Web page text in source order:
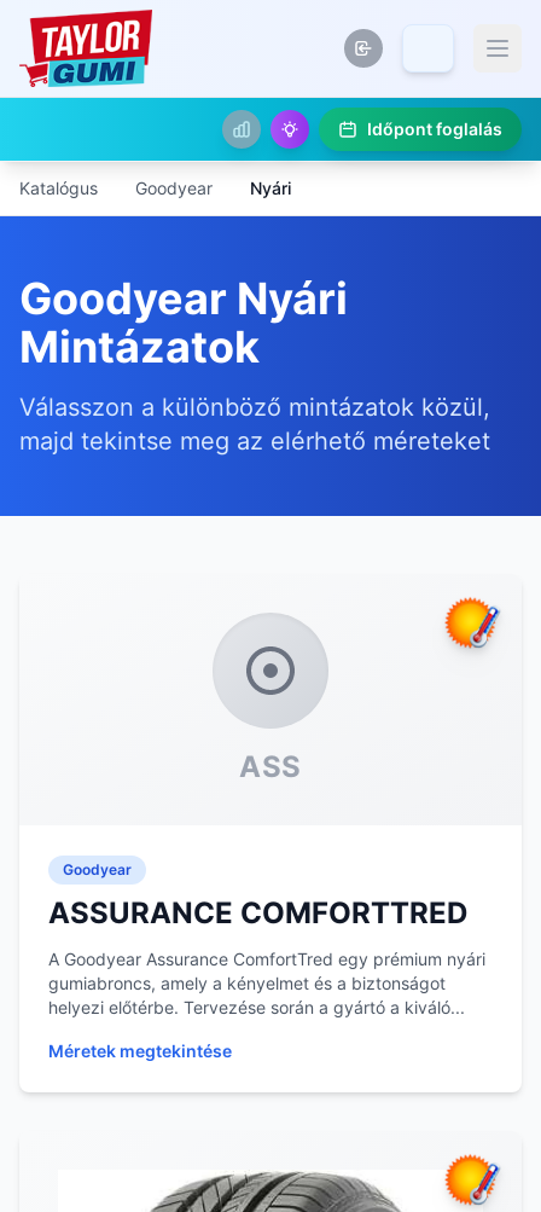
Időpont foglalás
Katalógus Goodyear Nyári
Goodyear Nyári
Mintázatok
Válasszon a különböző mintázatok közül,
majd tekintse meg az elérhető méreteket
ASS
Goodyear
ASSURANCE COMFORTTRED
A Goodyear Assurance ComfortTred egy prémium nyári
gumiabroncs, amely a kényelmet és a biztonságot
helyezi előtérbe. Tervezése során a gyártó a kiváló...
Méretek megtekintése